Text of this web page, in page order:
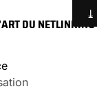
DU